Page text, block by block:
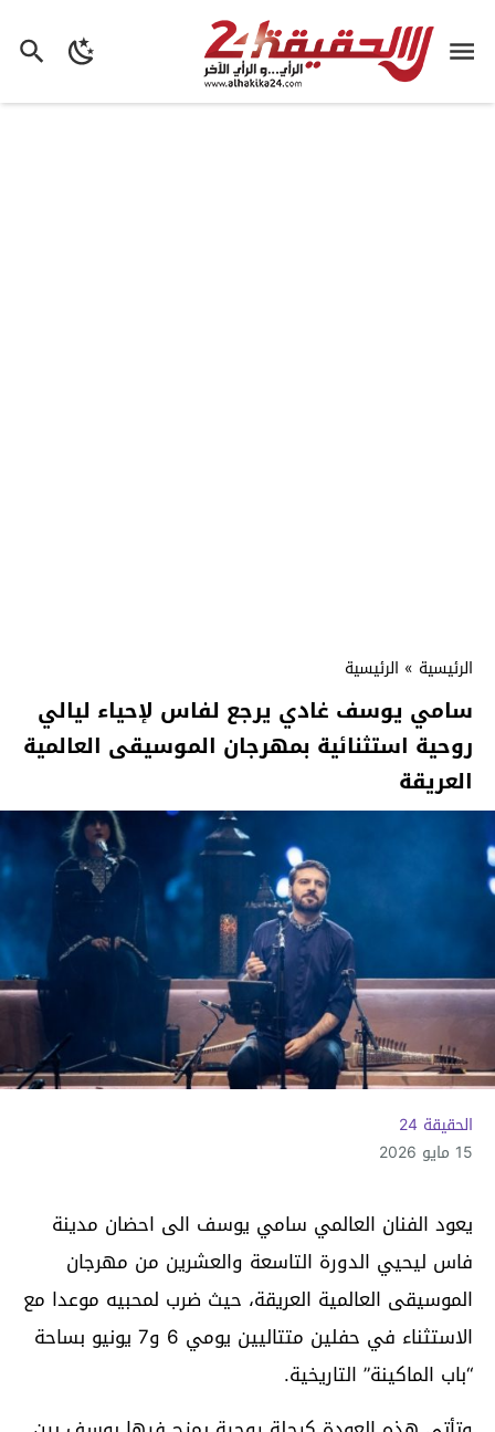
الرئيسية » الرئيسية
سامي يوسف غادي يرجع لفاس لإحياء ليالي
روحية استثنائية بمهرجان الموسيقى العالمية
العريقة
الحقيقة 24
15 مايو 2026
يعود الفنان العالمي سامي يوسف الى احضان مدينة
فاس ليحيي الدورة التاسعة والعشرين من مهرجان
الموسيقى العالمية العريقة، حيث ضرب لمحبيه موعدا مع
الاستثناء في حفلين متتاليين يومي 6 و7 يونيو بساحة
“باب الماكينة” التاريخية.